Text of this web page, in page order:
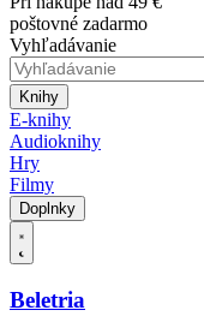
poštovné zadarmo
Vyhľadávanie
Knihy
E-knihy
Audioknihy
Hry
Filmy
Doplnky
Beletria